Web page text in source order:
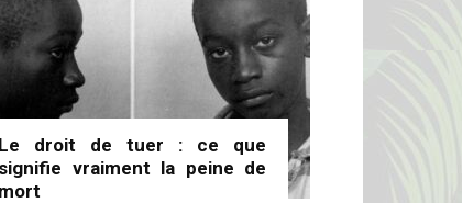
Le droit de tuer : ce que
signifie vraiment la peine de
mort